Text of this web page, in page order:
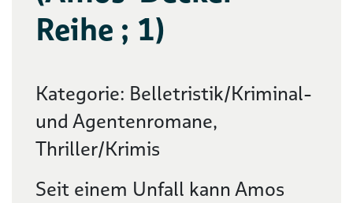
Reihe ; 1)
Kategorie: Belletristik/Kriminal-
und Agentenromane,
Thriller/Krimis
Seit einem Unfall kann Amos